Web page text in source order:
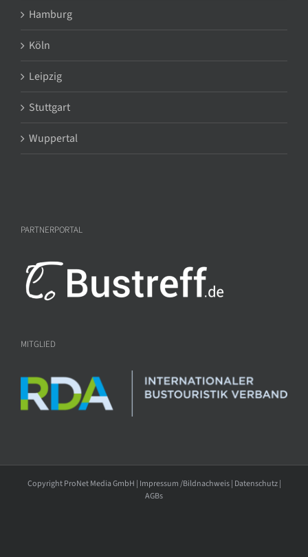
Hamburg
Köln
Leipzig
Stuttgart
Wuppertal
PARTNERPORTAL
MITGLIED
Copyright ProNet Media GmbH | Impressum /Bildnachweis| Datenschutz|
AGBs